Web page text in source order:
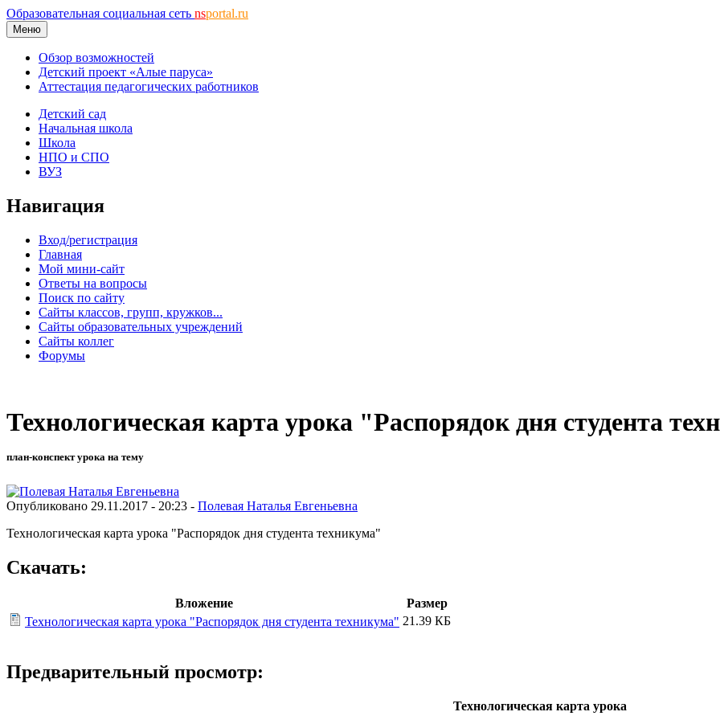
Образовательная социальная сеть nsportal.ru
Меню
Обзор возможностей
Детский проект «Алые паруса»
Аттестация педагогических работников
Детский сад
Начальная школа
Школа
НПО и СПО
ВУЗ
Навигация
Вход/регистрация
Главная
Мой мини-сайт
Ответы на вопросы
Поиск по сайту
Сайты классов, групп, кружков...
Сайты образовательных учреждений
Сайты коллег
Форумы
Технологическая карта урока "Распорядок дня студента
план-конспект урока на тему
Опубликовано 29.11.2017 - 20:23 - Полевая Наталья Евгеньевна
Технологическая карта урока "Распорядок дня студента техникума"
Скачать:
Вложение
Размер
Технологическая карта урока "Распорядок дня студента техникума" 21.39 КБ
Предварительный просмотр:
Технологическая карта урока